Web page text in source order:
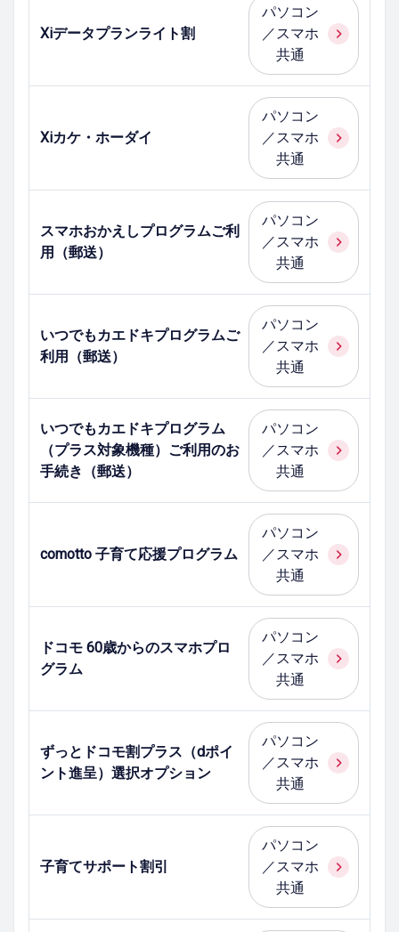
Xiデータプランライト割
パソコン
／スマホ
共通
Xiカケ・ホーダイ
パソコン
／スマホ
共通
スマホおかえしプログラムご利
用（郵送）
パソコン
／スマホ
共通
いつでもカエドキプログラムご
利用（郵送）
パソコン
／スマホ
共通
いつでもカエドキプログラム
（プラス対象機種）ご利用のお
手続き（郵送）
パソコン
／スマホ
共通
comotto 子育て応援プログラム
パソコン
／スマホ
共通
ドコモ 60歳からのスマホプロ
グラム
パソコン
／スマホ
共通
ずっとドコモ割プラス（dポイ
ント進呈）選択オプション
パソコン
／スマホ
共通
子育てサポート割引
パソコン
／スマホ
共通